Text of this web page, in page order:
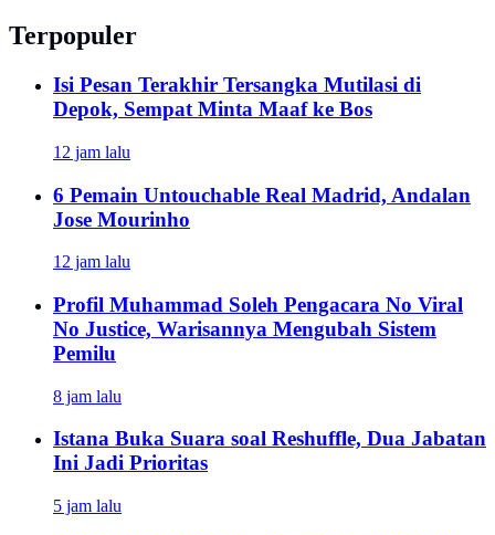
Terpopuler
Isi Pesan Terakhir Tersangka Mutilasi di
Depok, Sempat Minta Maaf ke Bos
12 jam lalu
6 Pemain Untouchable Real Madrid, Andalan
Jose Mourinho
12 jam lalu
Profil Muhammad Soleh Pengacara No Viral
No Justice, Warisannya Mengubah Sistem
Pemilu
8 jam lalu
Istana Buka Suara soal Reshuffle, Dua Jabatan
Ini Jadi Prioritas
5 jam lalu